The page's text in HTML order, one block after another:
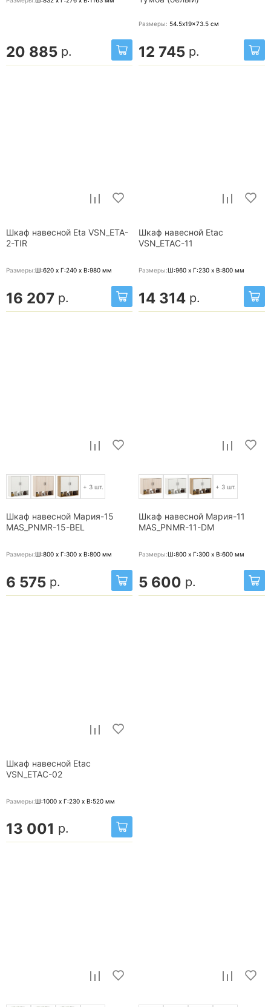
20 885 р.
Размеры: 54.5x19x73.5 см
12 745 р.
Шкаф навесной Eta VSN_ETA-
2-TIR
Размеры:Ш:620 x Г:240 x В:980 мм
16 207 р.
Шкаф навесной Etac
VSN_ETAC-11
Размеры:Ш:960 x Г:230 x В:800 мм
14 314 р.
+ 3 шт.
Шкаф навесной Мария-15
MAS_PNMR-15-BEL
Размеры:Ш:800 x Г:300 x В:800 мм
6 575 р.
+ 3 шт.
Шкаф навесной Мария-11
MAS_PNMR-11-DM
Размеры:Ш:800 x Г:300 x В:600 мм
5 600 р.
Шкаф навесной Etac
VSN_ETAC-02
Размеры:Ш:1000 x Г:230 x В:520 мм
13 001 р.